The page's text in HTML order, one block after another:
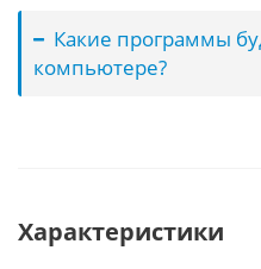
Какие программы
компьютере?
Характеристики